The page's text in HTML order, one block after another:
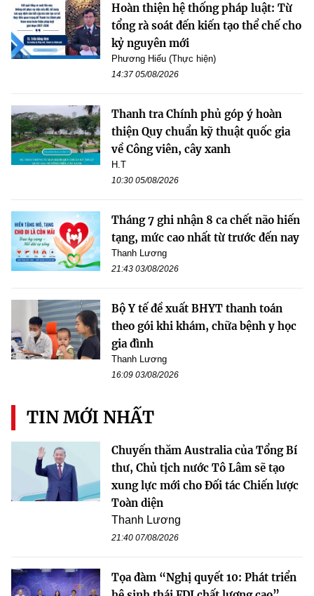
Hoàn thiện hệ thống pháp luật: Từ
tổng rà soát đến kiến tạo thể chế cho
kỷ nguyên mới
Phương Hiếu (Thực hiện)
14:37 05/08/2026
Thanh tra Chính phủ góp ý hoàn
thiện Quy chuẩn kỹ thuật quốc gia
về Công viên, cây xanh
H.T
10:30 05/08/2026
Tháng 7 ghi nhận 8 ca chết não hiến
tạng, mức cao nhất từ trước đến nay
Thanh Lương
21:43 03/08/2026
Bộ Y tế đề xuất BHYT thanh toán
theo gói khi khám, chữa bệnh y học
gia đình
Thanh Lương
16:09 03/08/2026
TIN MỚI NHẤT
Chuyến thăm Australia của Tổng Bí
thư, Chủ tịch nước Tô Lâm sẽ tạo
xung lực mới cho Đối tác Chiến lược
Toàn diện
Thanh Lương
21:40 07/08/2026
Tọa đàm “Nghị quyết 10: Phát triển